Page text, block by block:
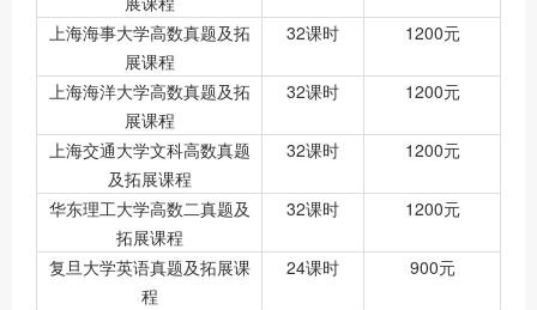
上海海事大学高数真题及拓
展课程
32课时 1200元
上海海洋大学高数真题及拓
展课程
32课时 1200元
上海交通大学文科高数真题
及拓展课程
32课时 1200元
华东理工大学高数二真题及
拓展课程
32课时 1200元
复旦大学英语真题及拓展课
程
24课时 900元